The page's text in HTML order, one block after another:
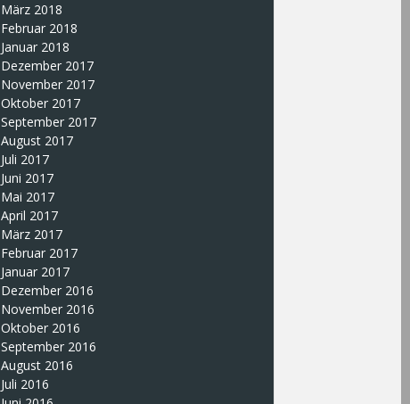
März 2018
Februar 2018
Januar 2018
Dezember 2017
November 2017
Oktober 2017
September 2017
August 2017
Juli 2017
Juni 2017
Mai 2017
April 2017
März 2017
Februar 2017
Januar 2017
Dezember 2016
November 2016
Oktober 2016
September 2016
August 2016
Juli 2016